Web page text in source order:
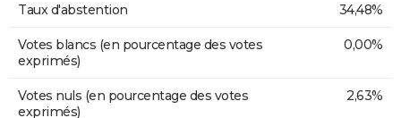
Taux d'abstention 34,48%
Votes blancs (en pourcentage des votes
exprimés)
0,00%
Votes nuls (en pourcentage des votes
exprimés)
2,63%